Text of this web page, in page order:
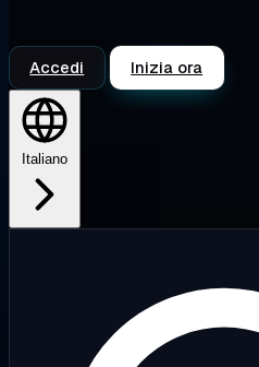
Accedi Inizia ora
Italiano